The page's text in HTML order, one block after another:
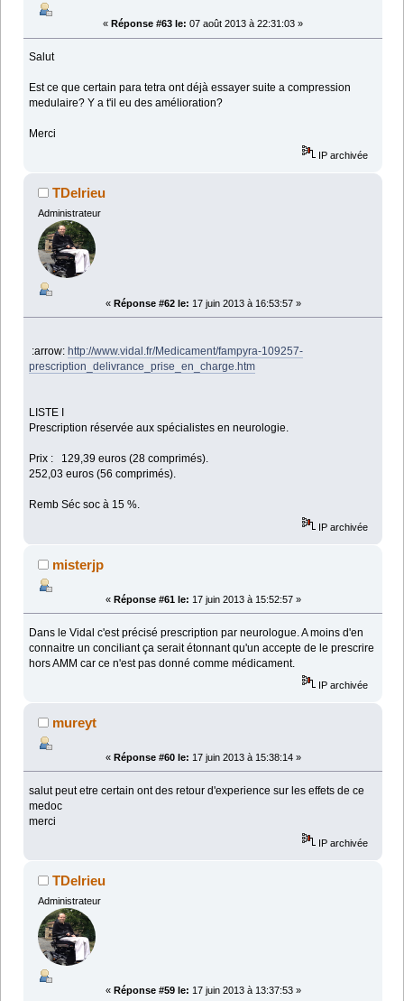
« Réponse #63 le: 07 août 2013 à 22:31:03 »
Salut
Est ce que certain para tetra ont déjà essayer suite a compression
medulaire? Y a t'il eu des amélioration?
Merci
IP archivée
TDelrieu
Administrateur
« Réponse #62 le: 17 juin 2013 à 16:53:57 »
:arrow: http://www.vidal.fr/Medicament/fampyra-109257-
prescription_delivrance_prise_en_charge.htm
LISTE I
Prescription réservée aux spécialistes en neurologie.
Prix : 129,39 euros (28 comprimés).
252,03 euros (56 comprimés).
Remb Séc soc à 15 %.
IP archivée
misterjp
« Réponse #61 le: 17 juin 2013 à 15:52:57 »
Dans le Vidal c'est précisé prescription par neurologue. A moins d'en
connaitre un conciliant ça serait étonnant qu'un accepte de le prescrire
hors AMM car ce n'est pas donné comme médicament.
IP archivée
mureyt
« Réponse #60 le: 17 juin 2013 à 15:38:14 »
salut peut etre certain ont des retour d'experience sur les effets de ce
medoc
merci
IP archivée
TDelrieu
Administrateur
« Réponse #59 le: 17 juin 2013 à 13:37:53 »